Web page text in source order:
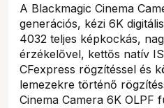
A Blackmagic Cinema
generációs, kézi 6K
4032 teljes képkockás,
érzékelővel, kettős natív
CFexpress rögzítéssel és
lemezekre történő
Cinema Camera 6K OLPF